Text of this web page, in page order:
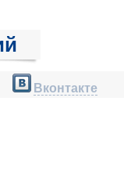
Вконтакте